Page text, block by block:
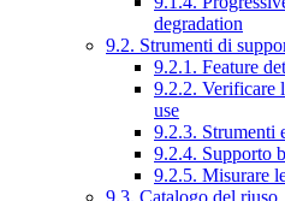
degradation
9.2. Strumenti di
9.2.1. Feature
9.2.2. Verificare
use
9.2.3. Strumenti
9.2.4. Supporto
9.2.5. Misurare
9.3. Catalogo del riuso